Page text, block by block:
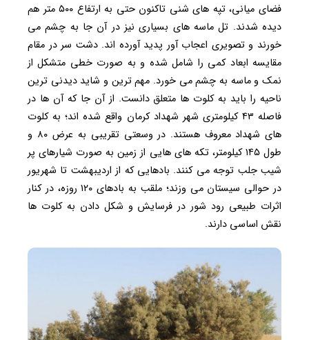
فضای میانی، تپه های شنی تاکنون حتی به ارتفاع ۵۰۰ متر هم
دیده شدند. تل ماسه های بسیاری نیز در آن جا به چشم می
خورند و تصویری اعجاب آور پدید آورده اند. دشت سر در مقام
مقایسه ابعاد کمی را شامل شده و به صورت خطی متشکل از
نمک و ماسه به چشم می خورد. مهم ترین و شاید دیدنی ترین
ناحیه را باید به کلوت ها متعلق دانست. از آن جا که آن ها در
فاصله ۴۳ کیلومتری شهر شهداد کرمان واقع شده اند؛ به کلوت
های شهداد معروف هستند. در وسعتی تقریبی به عرض ۸۰ و
طول ۱۴۵ کیلومتر، تکه های هایی از زمین به صورت شیارهای پر
شیب جلب توجه می کنند. بادهایی که از اردیبهشت تا شهریور
در حوالی سیستان می وزند؛ ملقب به بادهای ۱۲۰ روزه، در کنار
اثرات طبیعی رود شور در فرسایش و شکل دادن به کلوت ها
نقش اساسی دارند.